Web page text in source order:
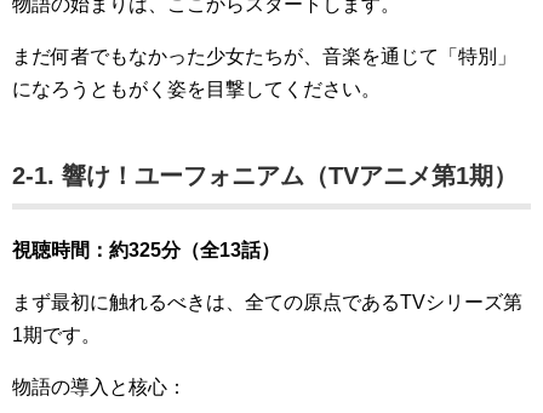
物語の始まりは、ここからスタートします。
まだ何者でもなかった少女たちが、音楽を通じて「特別」
になろうともがく姿を目撃してください。
2-1. 響け！ユーフォニアム（TVアニメ第1期）
視聴時間：約325分（全13話）
まず最初に触れるべきは、全ての原点であるTVシリーズ第
1期です。
物語の導入と核心：